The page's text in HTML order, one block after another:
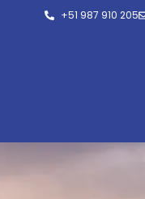
+51 987 910 205